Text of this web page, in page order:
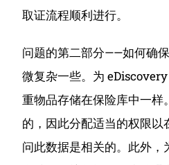
取证流程顺利进行。
问题的第二部分——如何确
微复杂一些。 为
重物品存储在保险库中一样。
的，因此分配适当的权限
问此数据是相关的。 此外，